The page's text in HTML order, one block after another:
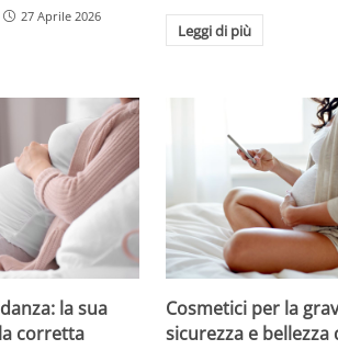
27 Aprile 2026
Leggi di più
la sua
corretta
Cosmetici per la
sicurezza e